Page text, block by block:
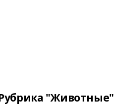
"Животные"